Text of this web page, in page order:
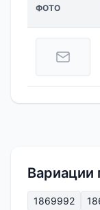
ФОТО
Вариации
1869992